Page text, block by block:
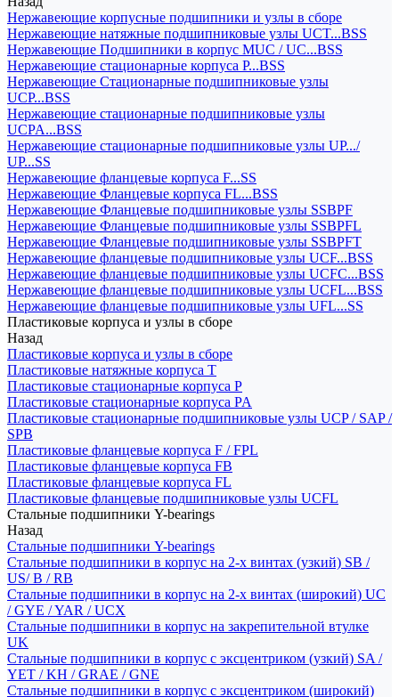
Нержавеющие корпусные подшипники и узлы в сборе
Нержавеющие натяжные подшипниковые узлы UCT...BSS
Нержавеющие Подшипники в корпус MUC / UC...BSS
Нержавеющие стационарные корпуса P...BSS
Нержавеющие Стационарные подшипниковые узлы
UCP...BSS
Нержавеющие стационарные подшипниковые узлы
UCPA...BSS
Нержавеющие стационарные подшипниковые узлы UP.../
UP...SS
Нержавеющие фланцевые корпуса F...SS
Нержавеющие Фланцевые корпуса FL...BSS
Нержавеющие Фланцевые подшипниковые узлы SSBPF
Нержавеющие Фланцевые подшипниковые узлы SSBPFL
Нержавеющие Фланцевые подшипниковые узлы SSBPFT
Нержавеющие фланцевые подшипниковые узлы UCF...BSS
Нержавеющие фланцевые подшипниковые узлы UCFC...BSS
Нержавеющие фланцевые подшипниковые узлы UCFL...BSS
Нержавеющие фланцевые подшипниковые узлы UFL...SS
Пластиковые корпуса и узлы в сборе
Назад
Пластиковые корпуса и узлы в сборе
Пластиковые натяжные корпуса T
Пластиковые стационарные корпуса P
Пластиковые стационарные корпуса PA
Пластиковые стационарные подшипниковые узлы UCP / SAP /
SPB
Пластиковые фланцевые корпуса F / FPL
Пластиковые фланцевые корпуса FB
Пластиковые фланцевые корпуса FL
Пластиковые фланцевые подшипниковые узлы UCFL
Стальные подшипники Y-bearings
Назад
Стальные подшипники Y-bearings
Стальные подшипники в корпус на 2-х винтах (узкий) SB /
US/ B / RB
Стальные подшипники в корпус на 2-х винтах (широкий) UC
/ GYE / YAR / UCX
Стальные подшипники в корпус на закрепительной втулке
UK
Стальные подшипники в корпус с эксцентриком (узкий) SA /
YET / KH / GRAE / GNE
Стальные подшипники в корпус с эксцентриком (широкий)